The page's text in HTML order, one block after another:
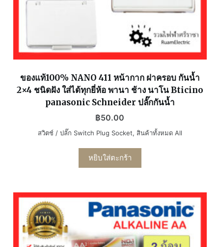
ของแท้100% NANO 411 หน้ากาก ฝาครอบ กันน้ำ
2×4 ชนิดฝัง ใส่ได้ทุกยี่ห้อ พานา ช้าง นาโน Bticino
panasonic Schneider ปลั๊กกันน้ำ
฿50.00
สวิตช์ / ปลั๊ก Switch Plug Socket, สินค้าทั้งหมด All
หยิบใส่ตะกร้า